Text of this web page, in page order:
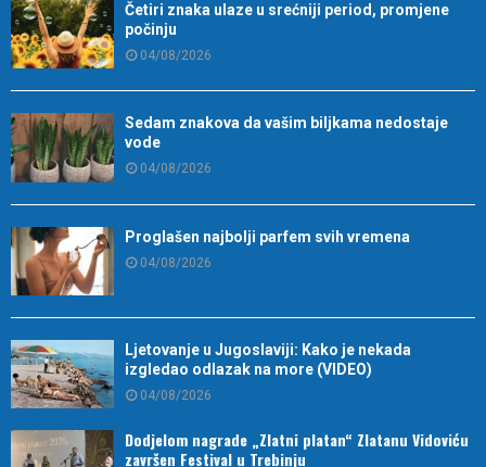
Četiri znaka ulaze u srećniji period, promjene
počinju
04/08/2026
Sedam znakova da vašim biljkama nedostaje
vode
04/08/2026
Proglašen najbolji parfem svih vremena
04/08/2026
Ljetovanje u Jugoslaviji: Kako je nekada
izgledao odlazak na more (VIDEO)
04/08/2026
Dodjelom nagrade „Zlatni platan“ Zlatanu Vidoviću
završen Festival u Trebinju